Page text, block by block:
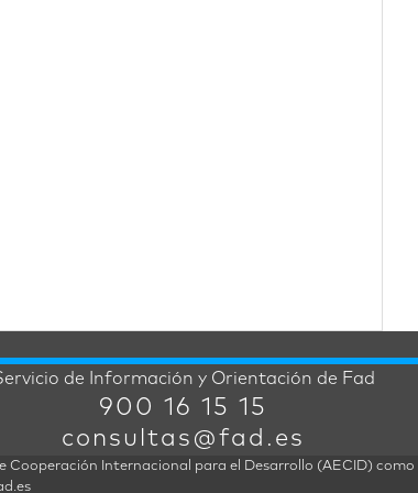
de Información y Orientación de Fad
900 16 15 15
consultas@fad.es
Cooperación Internacional para el Desarrollo (AECID) como